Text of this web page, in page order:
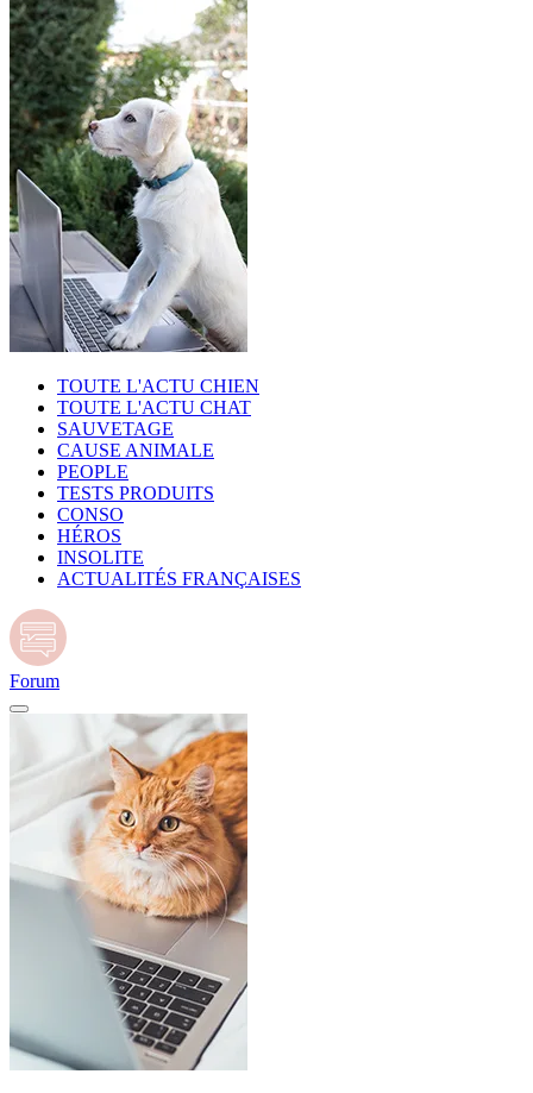
TOUTE L'ACTU CHIEN
TOUTE L'ACTU CHAT
SAUVETAGE
CAUSE ANIMALE
PEOPLE
TESTS PRODUITS
CONSO
HÉROS
INSOLITE
ACTUALITÉS FRANÇAISES
Forum